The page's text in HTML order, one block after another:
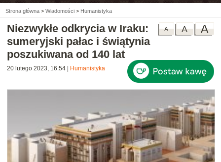
Strona główna > Wiadomości > Humanistyka
A
A
A
Niezwykłe odkrycia w Iraku:
sumeryjski pałac i świątynia
poszukiwana od 140 lat
20 lutego 2023, 16:54 Humanistyka